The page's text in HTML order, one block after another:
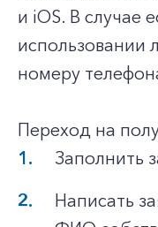
и iOS. В случае
использовании
номеру
Переход на
Заполнить
Написать